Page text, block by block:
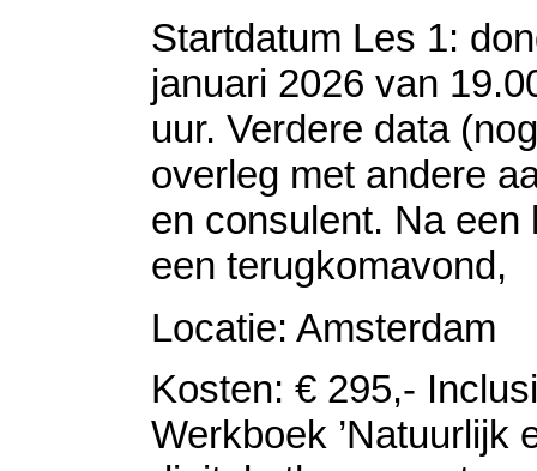
Startdatum Les 1:
januari 2026 van
uur. Verdere data
overleg met andere
en consulent. Na een
een terugkomavond,
Locatie: Amsterdam
Kosten: € 295,-
Werkboek ’Natuurlijk